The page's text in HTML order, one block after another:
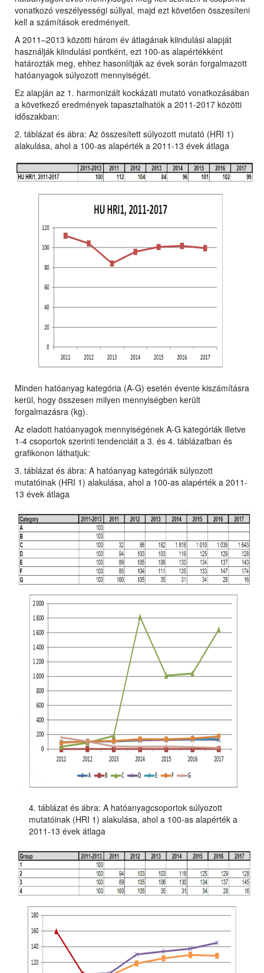
vonatkozó veszélyességi súllyal, majd ezt követően összesíteni
kell a számítások eredményeit.
A 2011–2013 közötti három év átlagának kiindulási alapját
használják kiindulási pontként, ezt 100-as alapértékként
határozták meg, ehhez hasonlítják az évek során forgalmazott
hatóanyagok súlyozott mennyiségét.
Ez alapján az 1. harmonizált kockázati mutató vonatkozásában
a következő eredmények tapasztalhatók a 2011-2017 közötti
időszakban:
2. táblázat és ábra: Az összesített súlyozott mutató (HRI 1)
alakulása, ahol a 100-as alapérték a 2011-13 évek átlaga
Minden hatóanyag kategória (A-G) esetén évente kiszámításra
kerül, hogy összesen milyen mennyiségben került
forgalmazásra (kg).
Az eladott hatóanyagok mennyiségének A-G kategóriák illetve
1-4 csoportok szerinti tendenciáit a 3. és 4. táblázatban és
grafikonon láthatjuk:
3. táblázat és ábra: A hatóanyag kategóriák súlyozott
mutatóinak (HRI 1) alakulása, ahol a 100-as alapérték a 2011-
13 évek átlaga
4. táblázat és ábra: A hatóanyagcsoportok súlyozott
mutatóinak (HRI 1) alakulása, ahol a 100-as alapérték a
2011-13 évek átlaga